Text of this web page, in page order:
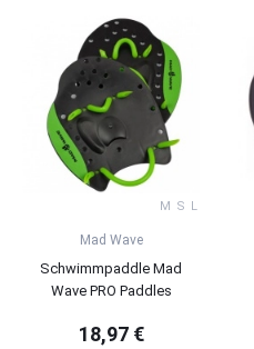
M S L
Mad Wave
Schwimmpaddle Mad
Wave PRO Paddles
18,97 €